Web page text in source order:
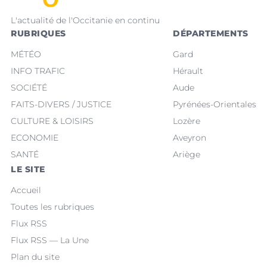
L'actualité de l'Occitanie en continu
RUBRIQUES
MÉTÉO
INFO TRAFIC
SOCIÉTÉ
FAITS-DIVERS / JUSTICE
CULTURE & LOISIRS
ECONOMIE
SANTÉ
DÉPARTEMENTS
Gard
Hérault
Aude
Pyrénées-Orientales
Lozère
Aveyron
Ariège
LE SITE
Accueil
Toutes les rubriques
Flux RSS
Flux RSS — La Une
Plan du site